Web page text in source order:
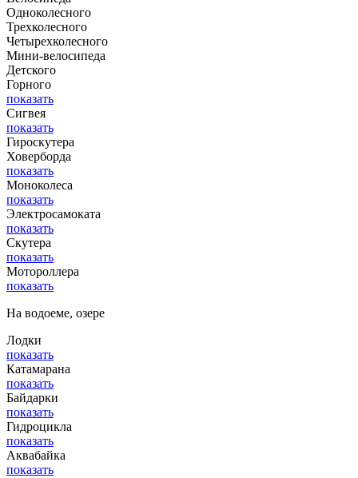
Одноколесного
Трехколесного
Четырехколесного
Мини-велосипеда
Детского
Горного
показать
Сигвея
показать
Гироскутера
Ховерборда
показать
Моноколеса
показать
Электросамоката
показать
Скутера
показать
Мотороллера
показать
На водоеме, озере
Лодки
показать
Катамарана
показать
Байдарки
показать
Гидроцикла
показать
Аквабайка
показать